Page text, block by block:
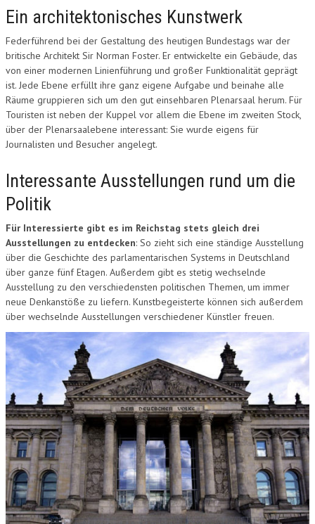
Ein architektonisches Kunstwerk
Federführend bei der Gestaltung des heutigen Bundestags war der
britische Architekt Sir Norman Foster. Er entwickelte ein Gebäude, das
von einer modernen Linienführung und großer Funktionalität geprägt
ist. Jede Ebene erfüllt ihre ganz eigene Aufgabe und beinahe alle
Räume gruppieren sich um den gut einsehbaren Plenarsaal herum. Für
Touristen ist neben der Kuppel vor allem die Ebene im zweiten Stock,
über der Plenarsaalebene interessant: Sie wurde eigens für
Journalisten und Besucher angelegt.
Interessante Ausstellungen rund um die
Politik
Für Interessierte gibt es im Reichstag stets gleich drei
Ausstellungen zu entdecken: So zieht sich eine ständige Ausstellung
über die Geschichte des parlamentarischen Systems in Deutschland
über ganze fünf Etagen. Außerdem gibt es stetig wechselnde
Ausstellung zu den verschiedensten politischen Themen, um immer
neue Denkanstöße zu liefern. Kunstbegeisterte können sich außerdem
über wechselnde Ausstellungen verschiedener Künstler freuen.